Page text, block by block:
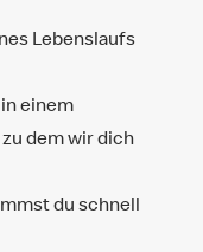
Lebenslaufs
einem
zu dem wir dich
du schnell